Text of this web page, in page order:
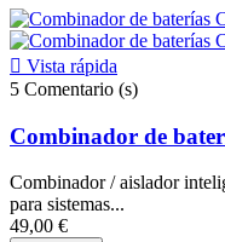
 Vista rápida
5 Comentario (s)
Combinador de
Combinador / aislador
para sistemas...
49,00 €